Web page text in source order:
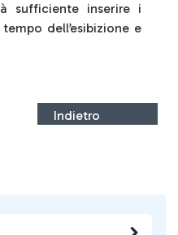
sufficiente inserire i
dell’esibizione e
Indietro